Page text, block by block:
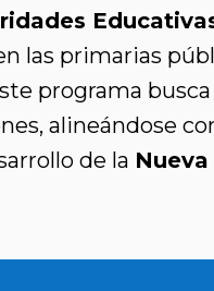
las primarias
programa
alineándose
de la